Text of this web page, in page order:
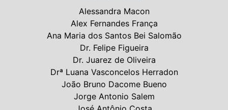
Alessandra Macon
Alex Fernandes França
Ana Maria dos Santos Bei Salomão
Dr. Felipe Figueira
Dr. Juarez de Oliveira
Drª Luana Vasconcelos Herradon
João Bruno Dacome Bueno
Jorge Antonio Salem